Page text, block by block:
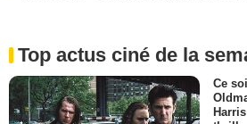
Top actus ciné de la
Ce